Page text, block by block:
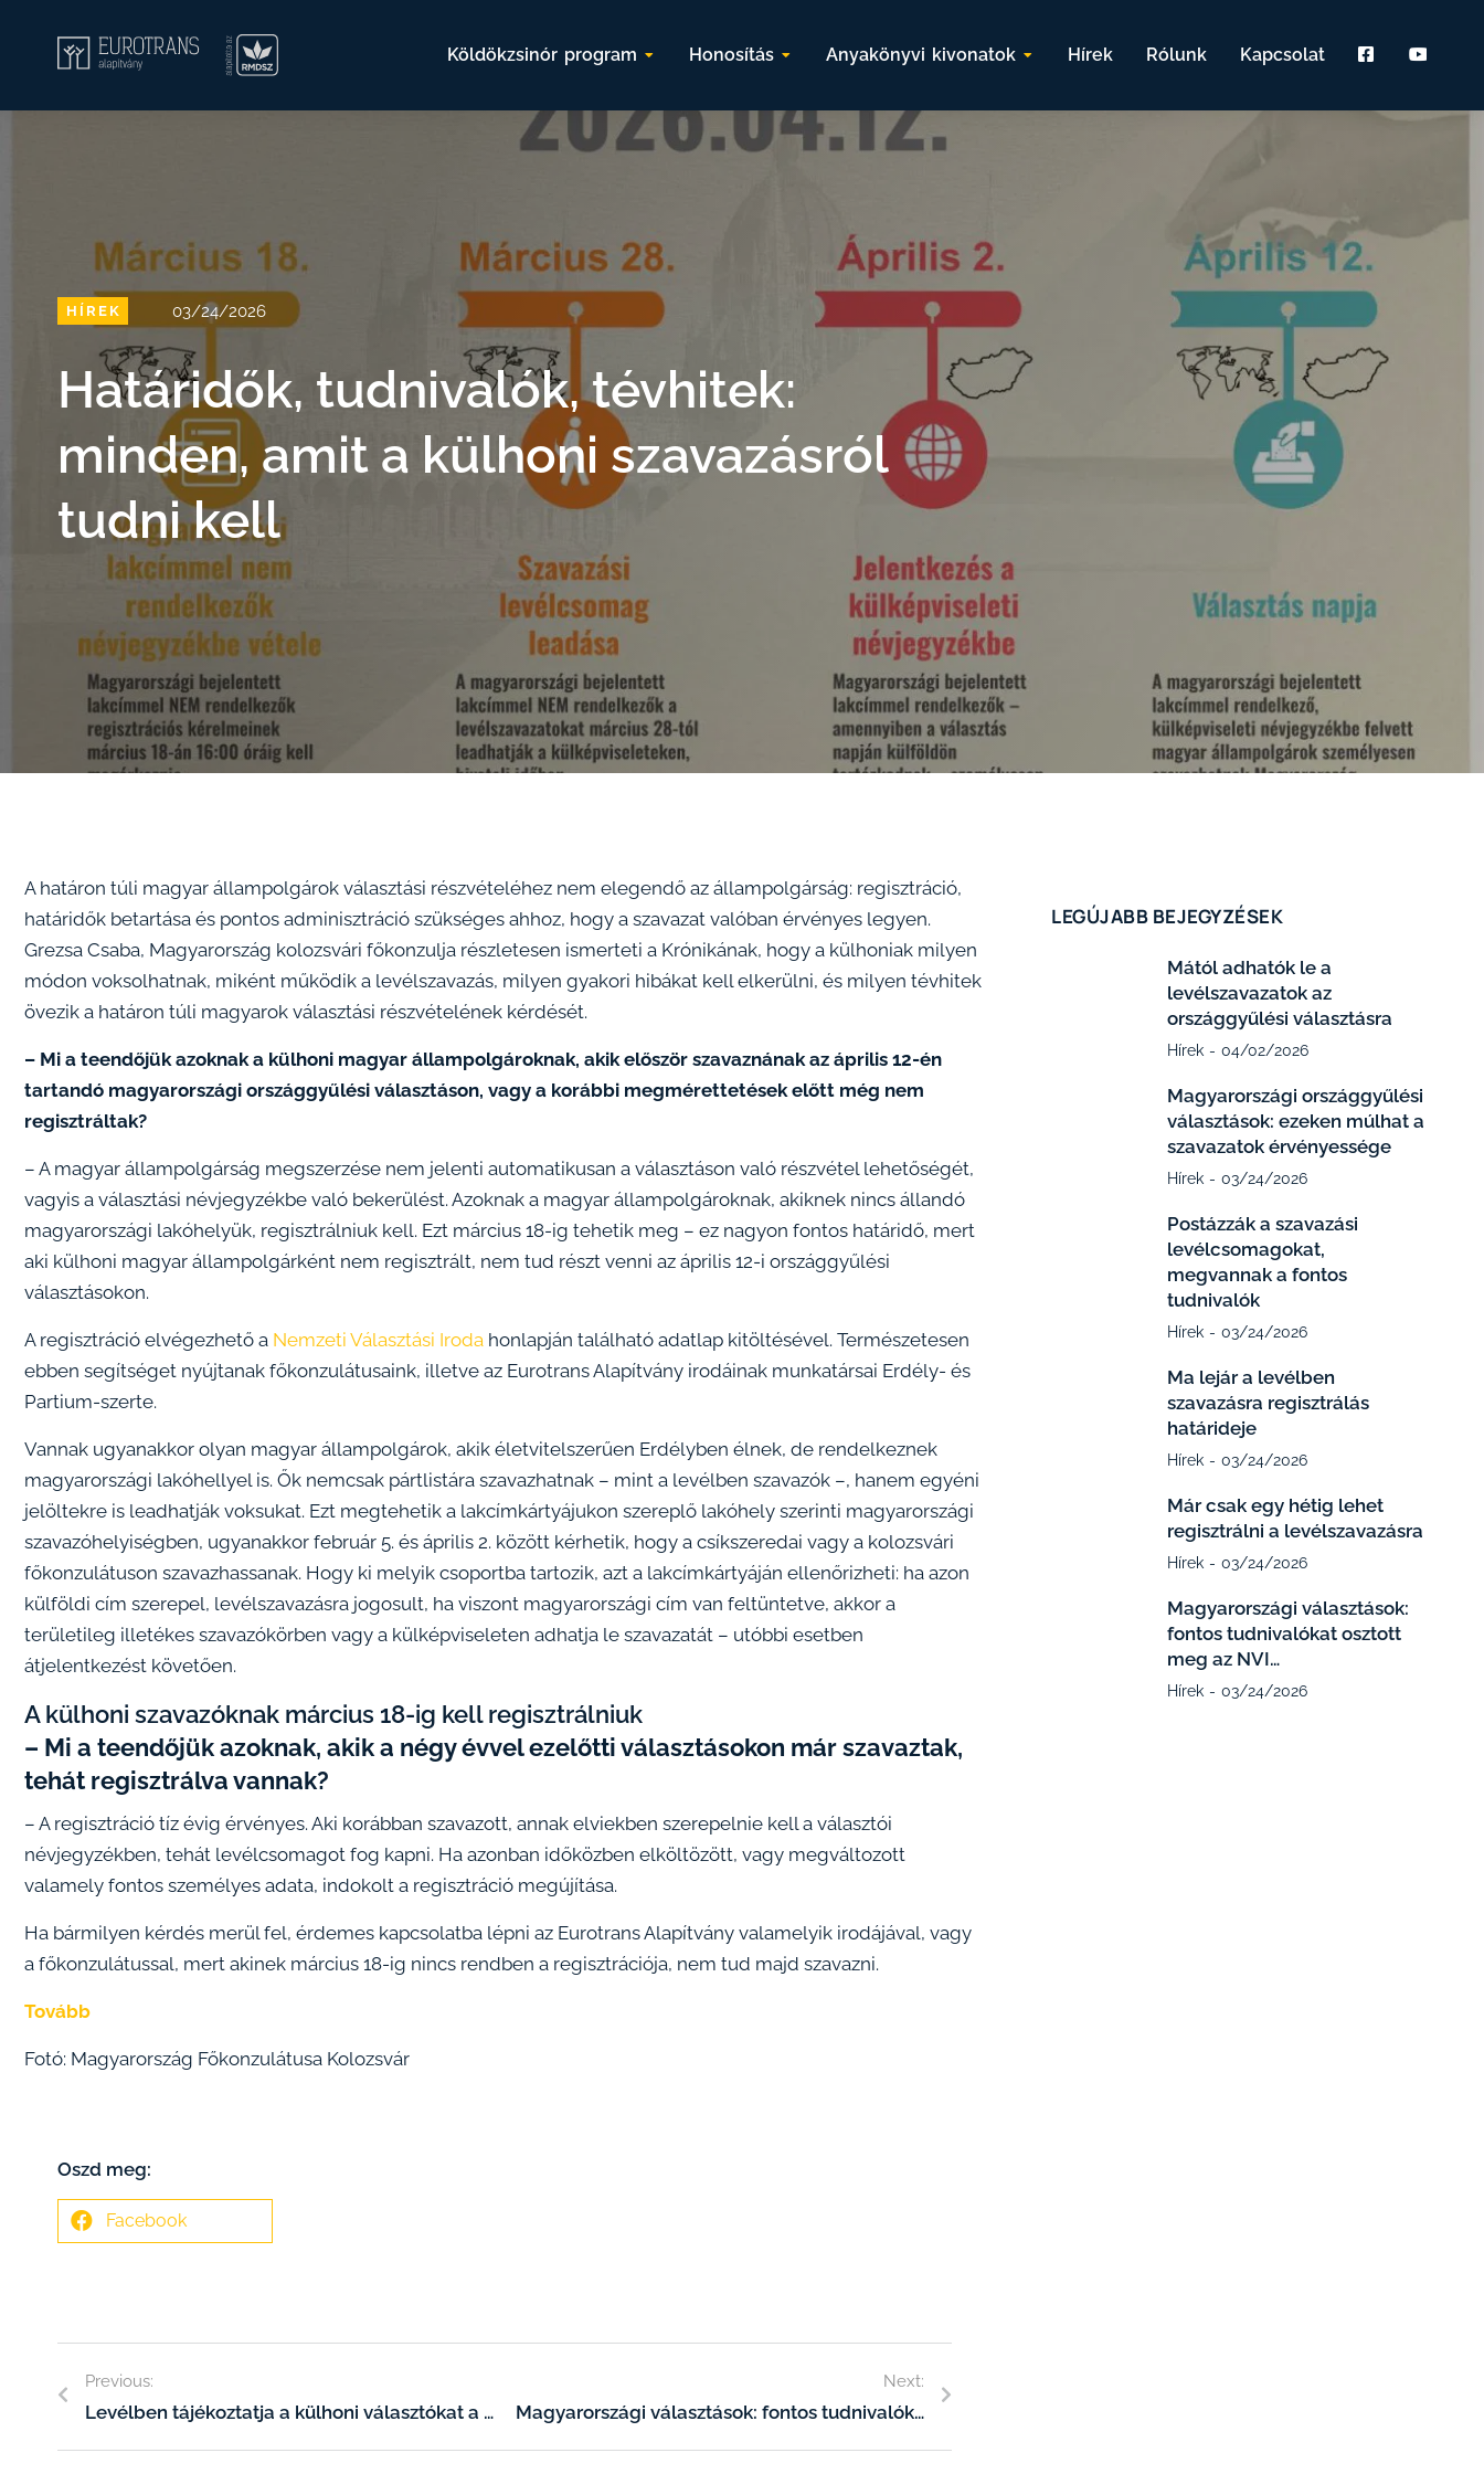
Köldökzsinór program Honosítás Anyakönyvi kivonatok Hírek Rólunk Kapcsolat
HÍREK 03/24/2026
Határidők, tudnivalók, tévhitek:
minden, amit a külhoni szavazásról
tudni kell
A határon túli magyar állampolgárok választási részvételéhez nem elegendő az állampolgárság: regisztráció,
határidők betartása és pontos adminisztráció szükséges ahhoz, hogy a szavazat valóban érvényes legyen.
Grezsa Csaba, Magyarország kolozsvári főkonzulja részletesen ismerteti a Krónikának, hogy a külhoniak milyen
módon voksolhatnak, miként működik a levélszavazás, milyen gyakori hibákat kell elkerülni, és milyen tévhitek
övezik a határon túli magyarok választási részvételének kérdését.
– Mi a teendőjük azoknak a külhoni magyar állampolgároknak, akik először szavaznának az április 12-én
tartandó magyarországi országgyűlési választáson, vagy a korábbi megmérettetések előtt még nem
regisztráltak?
– A magyar állampolgárság megszerzése nem jelenti automatikusan a választáson való részvétel lehetőségét,
vagyis a választási névjegyzékbe való bekerülést. Azoknak a magyar állampolgároknak, akiknek nincs állandó
magyarországi lakóhelyük, regisztrálniuk kell. Ezt március 18-ig tehetik meg – ez nagyon fontos határidő, mert
aki külhoni magyar állampolgárként nem regisztrált, nem tud részt venni az április 12-i országgyűlési
választásokon.
A regisztráció elvégezhető a Nemzeti Választási Iroda honlapján található adatlap kitöltésével. Természetesen
ebben segítséget nyújtanak főkonzulátusaink, illetve az Eurotrans Alapítvány irodáinak munkatársai Erdély- és
Partium-szerte.
Vannak ugyanakkor olyan magyar állampolgárok, akik életvitelszerűen Erdélyben élnek, de rendelkeznek
magyarországi lakóhellyel is. Ők nemcsak pártlistára szavazhatnak – mint a levélben szavazók –, hanem egyéni
jelöltekre is leadhatják voksukat. Ezt megtehetik a lakcímkártyájukon szereplő lakóhely szerinti magyarországi
szavazóhelyiségben, ugyanakkor február 5. és április 2. között kérhetik, hogy a csíkszeredai vagy a kolozsvári
főkonzulátuson szavazhassanak. Hogy ki melyik csoportba tartozik, azt a lakcímkártyáján ellenőrizheti: ha azon
külföldi cím szerepel, levélszavazásra jogosult, ha viszont magyarországi cím van feltüntetve, akkor a
területileg illetékes szavazókörben vagy a külképviseleten adhatja le szavazatát – utóbbi esetben
átjelentkezést követően.
A külhoni szavazóknak március 18-ig kell regisztrálniuk
– Mi a teendőjük azoknak, akik a négy évvel ezelőtti választásokon már szavaztak,
tehát regisztrálva vannak?
– A regisztráció tíz évig érvényes. Aki korábban szavazott, annak elviekben szerepelnie kell a választói
névjegyzékben, tehát levélcsomagot fog kapni. Ha azonban időközben elköltözött, vagy megváltozott
valamely fontos személyes adata, indokolt a regisztráció megújítása.
Ha bármilyen kérdés merül fel, érdemes kapcsolatba lépni az Eurotrans Alapítvány valamelyik irodájával, vagy
a főkonzulátussal, mert akinek március 18-ig nincs rendben a regisztrációja, nem tud majd szavazni.
Tovább
Fotó: Magyarország Főkonzulátusa Kolozsvár
Oszd meg:
Facebook
Previous:
Levélben tájékoztatja a külhoni választókat a Nemzeti Választási Iroda
Next:
Magyarországi választások: fontos tudnivalókat osztott meg az NVI elnöke Csíkszeredában
LEGÚJABB BEJEGYZÉSEK
Mától adhatók le a
levélszavazatok az
országgyűlési választásra
Hírek 04/02/2026
Magyarországi országgyűlési
választások: ezeken múlhat a
szavazatok érvényessége
Hírek 03/24/2026
Postázzák a szavazási
levélcsomagokat,
megvannak a fontos
tudnivalók
Hírek 03/24/2026
Ma lejár a levélben
szavazásra regisztrálás
határideje
Hírek 03/24/2026
Már csak egy hétig lehet
regisztrálni a levélszavazásra
Hírek 03/24/2026
Magyarországi választások:
fontos tudnivalókat osztott
meg az NVI…
Hírek 03/24/2026